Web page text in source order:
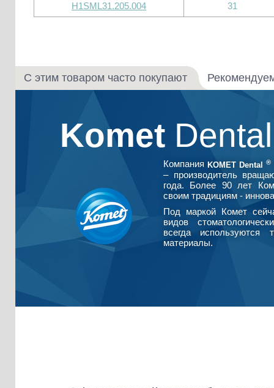
H1SML31.205.004 31
С этим товаром часто покупают
Komet
Компания KOMET Dental ®
– производитель
года. Более 90 лет
своим традициям -
Под маркой Комет
видов
всегда используются
материалы.